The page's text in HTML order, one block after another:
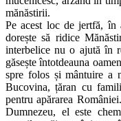
mănăstirii.
Pe acest loc de jertfă,
dorește să ridice
interbelice nu o ajută în
găsește întotdeauna
spre folos și mântuire a
Bucovina, țăran cu
pentru apărarea
Dumnezeu, el este